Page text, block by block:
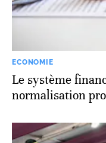
ECONOMIE
Le système
normalisation